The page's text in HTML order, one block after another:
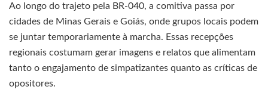
Ao longo do trajeto pela BR-040, a comitiva passa por
cidades de Minas Gerais e Goiás, onde grupos locais podem
se juntar temporariamente à marcha. Essas recepções
regionais costumam gerar imagens e relatos que alimentam
tanto o engajamento de simpatizantes quanto as críticas de
opositores.